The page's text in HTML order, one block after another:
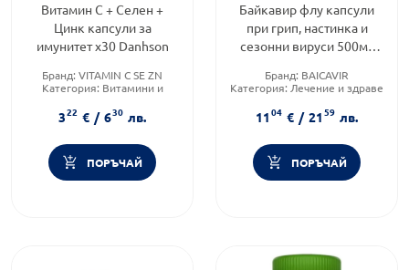
Витамин С + Селен +
Цинк капсули за
имунитет х30 Danhson
Бранд: VITAMIN C SE ZN
Категория: Витамини и
Форма на продукта:капсули
322 € / 630 лв.
ПОРЪЧАЙ
Байкавир флу капсули
при грип, настинка и
сезонни вируси 500мг
Бранд: BAICAVIR
Категория: Лечение и здраве
1104 € / 2159 лв.
ПОРЪЧАЙ